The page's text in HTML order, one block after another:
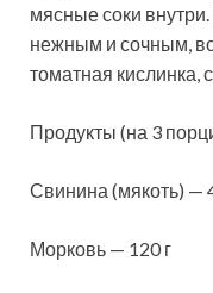
мясные соки
нежным и сочным, во
томатная кислинка,
Продукты (на 3
Свинина (мякоть) —
Морковь — 120 г